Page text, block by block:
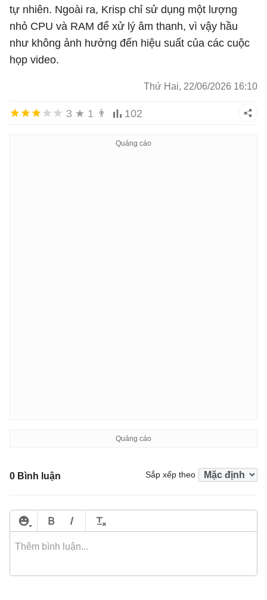
tự nhiên. Ngoài ra, Krisp chỉ sử dụng một lượng
nhỏ CPU và RAM để xử lý âm thanh, vì vậy hầu
như không ảnh hưởng đến hiệu suất của các cuộc
họp video.
Thứ Hai, 22/06/2026 16:10
3 ★ 1 👨 102
0 Bình luận Sắp xếp theo